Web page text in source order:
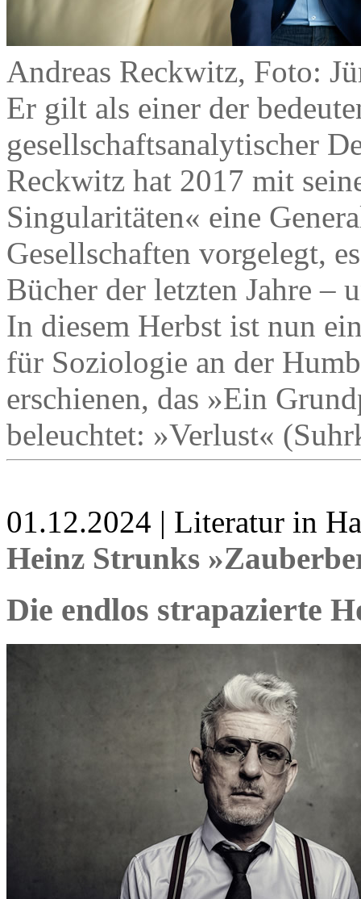
Andreas Reckwitz, Foto:
Er gilt als einer der
gesellschaftsanalytischer
Reckwitz hat 2017 mit
Singularitäten« eine
Gesellschaften vorgelegt,
Bücher der letzten Jahre –
In diesem Herbst ist nun
für Soziologie an der
erschienen, das »Ein
beleuchtet: »Verlust«
01.12.2024 | Literatur in
Heinz Strunks
Die endlos strapazierte